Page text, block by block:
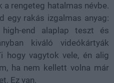
rengeteg hatalmas névbe.
egy rakás izgalmas anyag:
end alaplap teszt és
kiváló videókártyák
hogy vagytok vele, én alig
ha nem kellett volna már
Ez van.